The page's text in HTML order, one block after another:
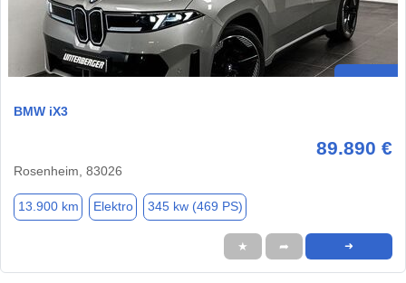
BMW iX3
89.890 €
Rosenheim, 83026
13.900 km Elektro 345 kw (469 PS)
★ ➦ ➜